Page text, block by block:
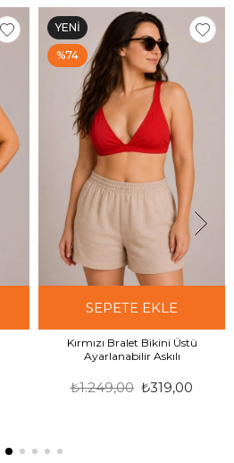
SEPETE EKLE
Kırmızı Bralet Bikini Üstü
Ayarlanabilir Askılı
₺319,00
₺1.249,00
YENI
ÜRÜN
%74